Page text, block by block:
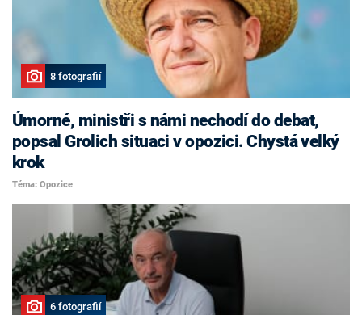
8 fotografií
Úmorné, ministři s námi nechodí do debat,
popsal Grolich situaci v opozici. Chystá velký
krok
Téma: Opozice
6 fotografií